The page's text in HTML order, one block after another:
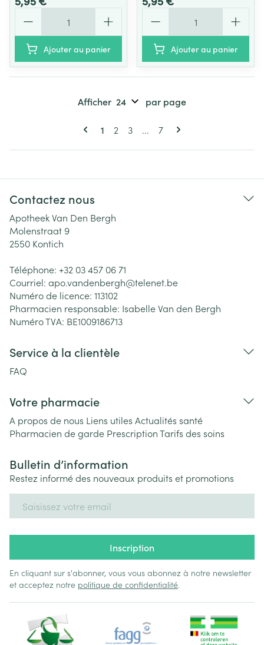
Ajouter au panier Ajouter au panier
Pages
Vous lisez actuellement la page
1 Page
2 Page
3 ... Page
7
Afficher par page
Contactez nous
Apotheek Van Den Bergh
Molenstraat 9
2550 Kontich
Téléphone: +32 03 457 06 71
Courriel: apo.vandenbergh@telenet.be
Numéro de licence: 113102
Pharmacien responsable: Isabelle Van den Bergh
Numéro TVA: BE1009186713
Service à la clientèle
FAQ
Votre pharmacie
A propos de nous Liens utiles Actualités santé
Pharmacien de garde PrescriptionTarifs des soins
Bulletin d’information
Restez informé des nouveaux produits et promotions
Inscription
En cliquant sur s'abonner, vous vous abonnez à notre newsletter
et acceptez notre politique de confidentialité.